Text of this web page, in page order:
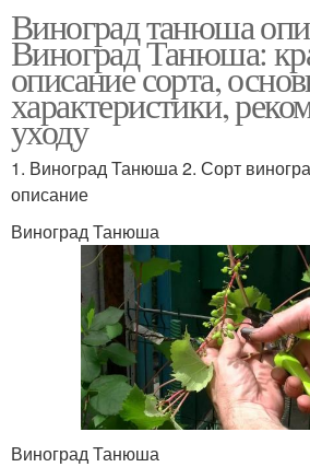
Виноград танюша
Виноград Танюша:
описание сорта,
характеристики,
уходу
1. Виноград Танюша 2. Сорт
описание
Виноград Танюша
Виноград Танюша